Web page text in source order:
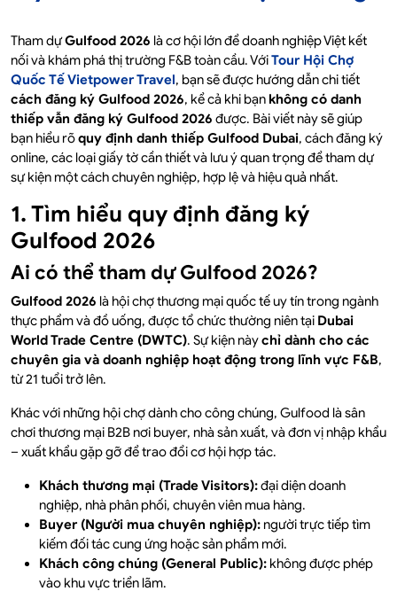
Tham dựGulfood 2026 là cơ hội lớn để doanh nghiệp Việt kết
nối và khám phá thị trường F&B toàn cầu. VớiTour Hội Chợ
Quốc Tế Vietpower Travel, bạn sẽ được hướng dẫn chi tiết
cách đăng ký Gulfood 2026, kể cả khi bạn không có danh
thiếp vẫn đăng ký Gulfood 2026 được. Bài viết này sẽ giúp
bạn hiểu rõquy định danh thiếp Gulfood Dubai, cách đăng ký
online, các loại giấy tờ cần thiết và lưu ý quan trọng để tham dự
sự kiện một cách chuyên nghiệp, hợp lệ và hiệu quả nhất.
1. Tìm hiểu quy định đăng ký
Gulfood 2026
Ai có thể tham dự Gulfood 2026?
Gulfood 2026 là hội chợ thương mại quốc tế uy tín trong ngành
thực phẩm và đồ uống, được tổ chức thường niên tại Dubai
World Trade Centre (DWTC). Sự kiện nàychỉ dành cho các
chuyên gia và doanh nghiệp hoạt động trong lĩnh vực F&B,
từ 21 tuổi trở lên.
Khác với những hội chợ dành cho công chúng, Gulfood là sân
chơi thương mại B2B nơi buyer, nhà sản xuất, và đơn vị nhập khẩu
– xuất khẩu gặp gỡ để trao đổi cơ hội hợp tác.
Khách thương mại (Trade Visitors):đại diện doanh
nghiệp, nhà phân phối, chuyên viên mua hàng.
Buyer (Người mua chuyên nghiệp): người trực tiếp tìm
kiếm đối tác cung ứng hoặc sản phẩm mới.
Khách công chúng (General Public): không được phép
vào khu vực triển lãm.